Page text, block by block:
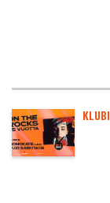
KLUBI